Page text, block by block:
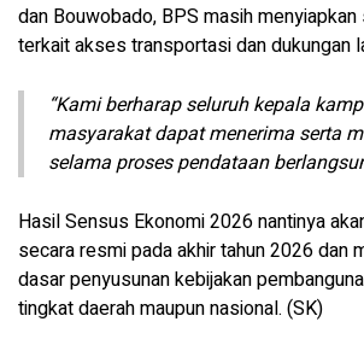
dan Bouwobado, BPS masih
terkait akses transportasi dan dukungan
“Kami berharap seluruh kepala
masyarakat dapat menerima serta
selama proses pendataan
Hasil Sensus Ekonomi 2026 nantinya
secara resmi pada akhir tahun 2026 dan
dasar penyusunan kebijakan
tingkat daerah maupun nasional. (SK)